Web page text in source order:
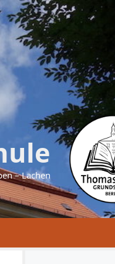
– Lachen